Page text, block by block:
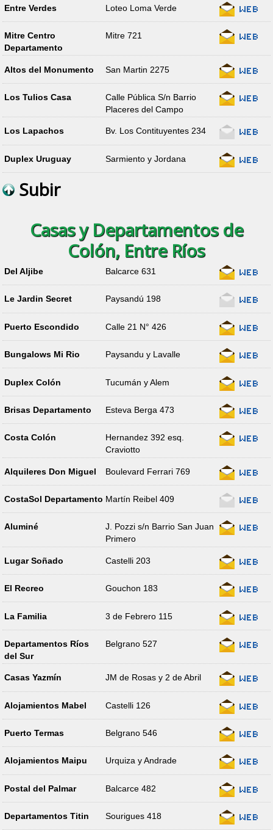
Entre Verdes Loteo Loma Verde
Mitre Centro
Departamento
Mitre 721
Altos del Monumento San Martin 2275
Los Tulios Casa
Calle Pública S/n Barrio
Placeres del Campo
Los Lapachos Bv. Los Contituyentes 234
Duplex Uruguay Sarmiento y Jordana
Subir
Casas y Departamentos de
Colón, Entre Ríos
Del Aljibe Balcarce 631
Le Jardin Secret Paysandú 198
Puerto Escondido Calle 21 N° 426
Bungalows Mi Rio Paysandu y Lavalle
Duplex Colón Tucumán y Alem
Brisas Departamento Esteva Berga 473
Costa Colón
Hernandez 392 esq.
Craviotto
Alquileres Don Miguel Boulevard Ferrari 769
CostaSol Departamento Martín Reibel 409
Aluminé
J. Pozzi s/n Barrio San Juan
Primero
Lugar Soñado Castelli 203
El Recreo Gouchon 183
La Familia 3 de Febrero 115
Departamentos Ríos
del Sur
Belgrano 527
Casas Yazmín JM de Rosas y 2 de Abril
Alojamientos Mabel Castelli 126
Puerto Termas Belgrano 546
Alojamientos Maipu Urquiza y Andrade
Postal del Palmar Balcarce 482
Departamentos Titin Sourigues 418